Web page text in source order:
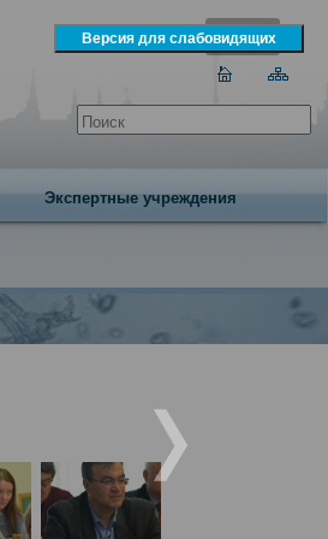
Экспертные учреждения